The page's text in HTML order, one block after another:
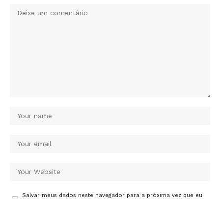
Salvar meus dados neste navegador para a próxima vez que eu